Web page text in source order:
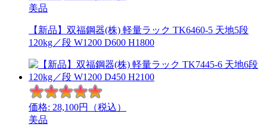
美品
【新品】双福鋼器(株) 軽量ラック TK6460-5 天地5段
120kg／段 W1200 D600 H1800
価格: 28,100円（税込）
美品